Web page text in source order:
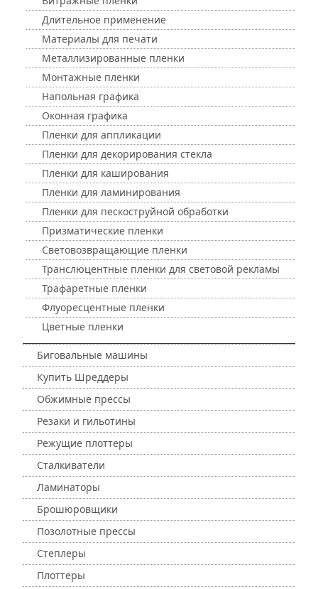
Длительное применение
Материалы для печати
Металлизированные пленки
Монтажные пленки
Напольная графика
Оконная графика
Пленки для аппликации
Пленки для декорирования стекла
Пленки для каширования
Пленки для ламинирования
Пленки для пескоструйной обработки
Призматические пленки
Световозвращающие пленки
Транслюцентные пленки для световой рекламы
Трафаретные пленки
Флуоресцентные пленки
Цветные пленки
Биговальные машины
Купить Шреддеры
Обжимные прессы
Резаки и гильотины
Режущие плоттеры
Сталкиватели
Ламинаторы
Брошюровщики
Позолотные прессы
Степлеры
Плоттеры